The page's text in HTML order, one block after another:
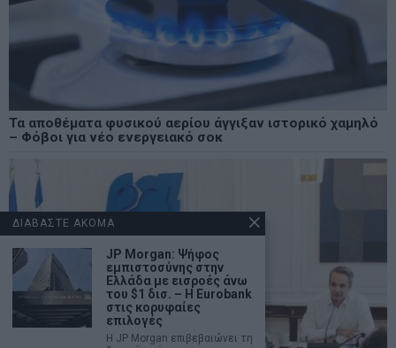
Τα αποθέματα φυσικού αερίου άγγιξαν ιστορικό χαμηλό
– Φόβοι για νέο ενεργειακό σοκ
ΔΙΑΒΑΣΤΕ ΑΚΟΜΑ
JP Morgan: Ψήφος
εμπιστοσύνης στην
Ελλάδα με εισροές άνω
του $1 δισ. – Η Eurobank
στις κορυφαίες
επιλογές
Η JP Morgan επιβεβαιώνει τη